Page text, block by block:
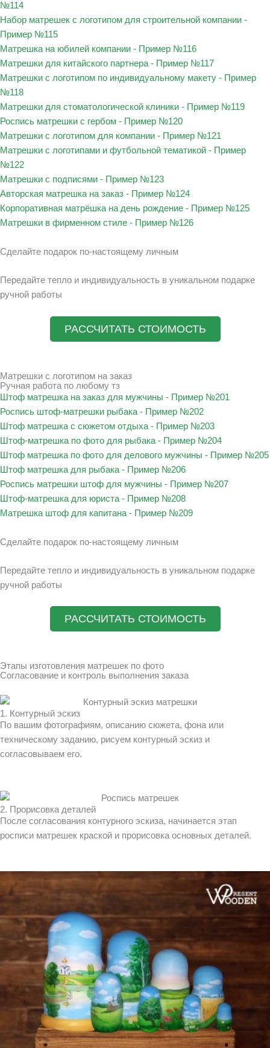
№114
Набор матрешек с логотипом для строительной компании -
Пример №115
Матрешка на юбилей компании - Пример №116
Матрешки для китайского партнера - Пример №117
Матрешки с логотипом по индивидуальному макету - Пример
№118
Матрешки для стоматологической клиники - Пример №119
Роспись матрешки с гербом - Пример №120
Матрешки с логотипом для компании - Пример №121
Матрешки с логотипами и футбольной тематикой - Пример
№122
Матрешки с подписями - Пример №123
Авторская матрешка на заказ - Пример №124
Корпоративная матрёшка на день рождение - Пример №125
Матрешки в фирменном стиле - Пример №126
Сделайте подарок по-настоящему личным
Передайте тепло и индивидуальность в уникальном подарке
ручной работы
РАССЧИТАТЬ СТОИМОСТЬ
Матрешки с логотипом на заказ
Ручная работа по любому тз
Штоф матрешка на заказ для мужчины - Пример №201
Роспись штоф-матрешки рыбака - Пример №202
Штоф матрешка с сюжетом отдыха - Пример №203
Штоф-матрешка по фото для рыбака - Пример №204
Штоф матрешка по фото для делового мужчины - Пример №205
Штоф матрешка для рыбака - Пример №206
Роспись матрешки штоф для мужчины - Пример №207
Штоф-матрешка для юриста - Пример №208
Матрешка штоф для капитана - Пример №209
Сделайте подарок по-настоящему личным
Передайте тепло и индивидуальность в уникальном подарке
ручной работы
РАССЧИТАТЬ СТОИМОСТЬ
Этапы изготовления матрешек по фото
Согласование и контроль выполнения заказа
1. Контурный эскиз
По вашим фотографиям, описанию сюжета, фона или
техническому заданию, рисуем контурный эскиз и
согласовываем его.
2. Прорисовка деталей
После согласования контурного эскиза, начинается этап
росписи матрешек краской и прорисовка основных деталей.